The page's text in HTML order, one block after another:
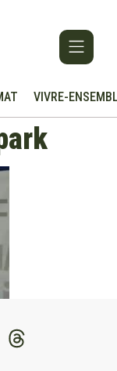
VIVRE-